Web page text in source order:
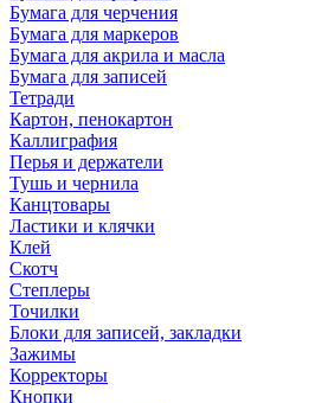
Бумага для черчения
Бумага для маркеров
Бумага для акрила и масла
Бумага для записей
Тетради
Картон, пенокартон
Каллиграфия
Перья и держатели
Тушь и чернила
Канцтовары
Ластики и клячки
Клей
Скотч
Степлеры
Точилки
Блоки для записей, закладки
Зажимы
Корректоры
Кнопки